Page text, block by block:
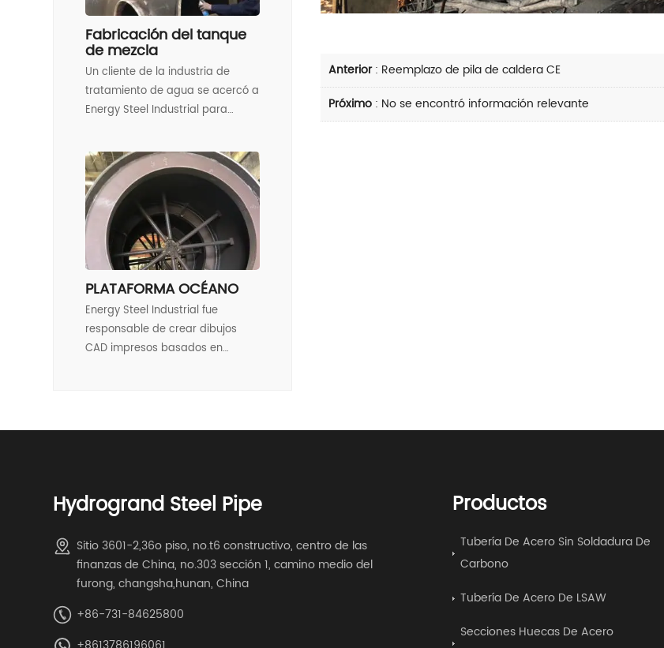
Fabricación del tanque
de mezcla
Un cliente de la industria de
tratamiento de agua se acercó a
Energy Steel Industrial para
de mezcla. El conjunto del tanque
de 50.000 libras estaba
compuesto por muchas partes y
sistemas diferentes, incluyendo
tanques de mezcla rápida,
reactores y clarificadores, una
plataforma de 16 ′-8 ″ de largo y
un tubo de tiro de 15 ′ de alto.
PLATAFORMA OCÉANO
Energy Steel Industrial fue
responsable de crear dibujos
CAD impresos basados en
montado completamente en la
tienda y luego desmontado para
la entrega.
Anterior: Reemplazo de pila de caldera CE
Próximo: No se encontró información relevante
Hydrogrand Steel Pipe
Sitio 3601-2,36o piso, no.t6 constructivo, centro de las
finanzas de China, no.303 sección 1, camino medio del
furong, changsha,hunan, China
+86-731-84625800
Productos
Tubería De Acero Sin Soldadura De
Carbono
Tubería De Acero De LSAW
Secciones Huecas De Acero